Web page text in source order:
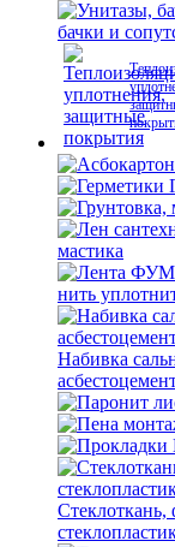
бачки и
мастика
нить
Набивка
Стеклоткань,